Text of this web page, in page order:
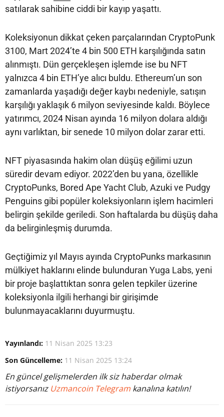
satılarak sahibine ciddi bir kayıp yaşattı.
Koleksiyonun dikkat çeken parçalarından CryptoPunk
3100, Mart 2024’te 4 bin 500 ETH karşılığında satın
alınmıştı. Dün gerçekleşen işlemde ise bu NFT
yalnızca 4 bin ETH’ye alıcı buldu. Ethereum’un son
zamanlarda yaşadığı değer kaybı nedeniyle, satışın
karşılığı yaklaşık 6 milyon seviyesinde kaldı. Böylece
yatırımcı, 2024 Nisan ayında 16 milyon dolara aldığı
aynı varlıktan, bir senede 10 milyon dolar zarar etti.
NFT piyasasında hakim olan düşüş eğilimi uzun
süredir devam ediyor. 2022’den bu yana, özellikle
CryptoPunks, Bored Ape Yacht Club, Azuki ve Pudgy
Penguins gibi popüler koleksiyonların işlem hacimleri
belirgin şekilde geriledi. Son haftalarda bu düşüş daha
da belirginleşmiş durumda.
Geçtiğimiz yıl Mayıs ayında CryptoPunks markasının
mülkiyet haklarını elinde bulunduran Yuga Labs, yeni
bir proje başlattıktan sonra gelen tepkiler üzerine
koleksiyonla ilgili herhangi bir girişimde
bulunmayacaklarını duyurmuştu.
Yayınlandı: 11 Nisan 2025 13:23
Son Güncelleme: 11 Nisan 2025 13:24
En güncel gelişmelerden ilk siz haberdar olmak
istiyorsanız Uzmancoin Telegram kanalına katılın!